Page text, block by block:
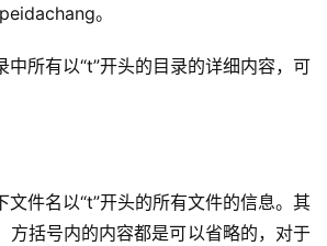
。
中所有以“t”开头的目录的详细内容，可
文件名以“t”开头的所有文件的信息。其
方括号内的内容都是可以省略的，对于